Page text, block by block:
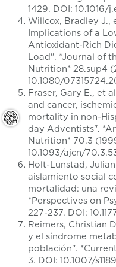
1429. DOI:
Willcox, Bradley J.,
Implications of a
Antioxidant-Rich
Load". *Journal of
Nutrition* 28.sup4
10.1080/
Fraser, Gary E., et
and cancer,
mortality in non-
day Adventists".
Nutrition* 70.3
10.1093/ajcn/
Holt-Lunstad,
aislamiento social
mortalidad: una
*Perspectives on
227-237. DOI:
Reimers, Christian
y el síndrome
población".
3. DOI: 10.1007/